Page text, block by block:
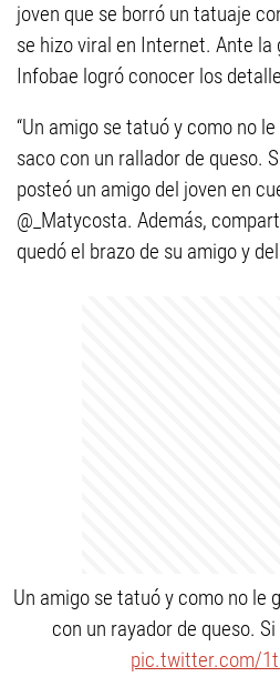
joven que se borró un tatuaje
se hizo viral en Internet. Ante
Infobae logró conocer los
“Un amigo se tatuó y como no
saco con un rallador de queso.
posteó un amigo del joven en
@_Matycosta. Además,
quedó el brazo de su amigo y
Un amigo se tatuó y como no le
con un rayador de queso.
pic.twitter.com/